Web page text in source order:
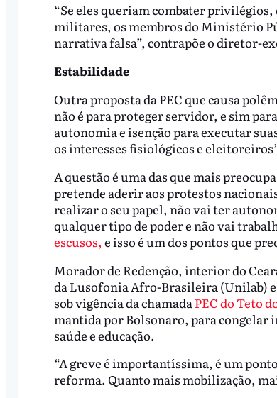
“Se eles queriam combater
militares, os membros do Ministério
narrativa falsa”, contrapõe o diretor-
Estabilidade
Outra proposta da PEC que causa
não é para proteger servidor, e sim
autonomia e isenção para executar
os interesses fisiológicos e
A questão é uma das que mais
pretende aderir aos protestos
realizar o seu papel, não vai ter
qualquer tipo de poder e não vai
escusos, e isso é um dos pontos que
Morador de Redenção, interior do
da Lusofonia Afro-Brasileira (Unilab)
sob vigência da chamada PEC do Teto
mantida por Bolsonaro, para
saúde e educação.
“A greve é importantíssima, é um
reforma. Quanto mais mobilização,